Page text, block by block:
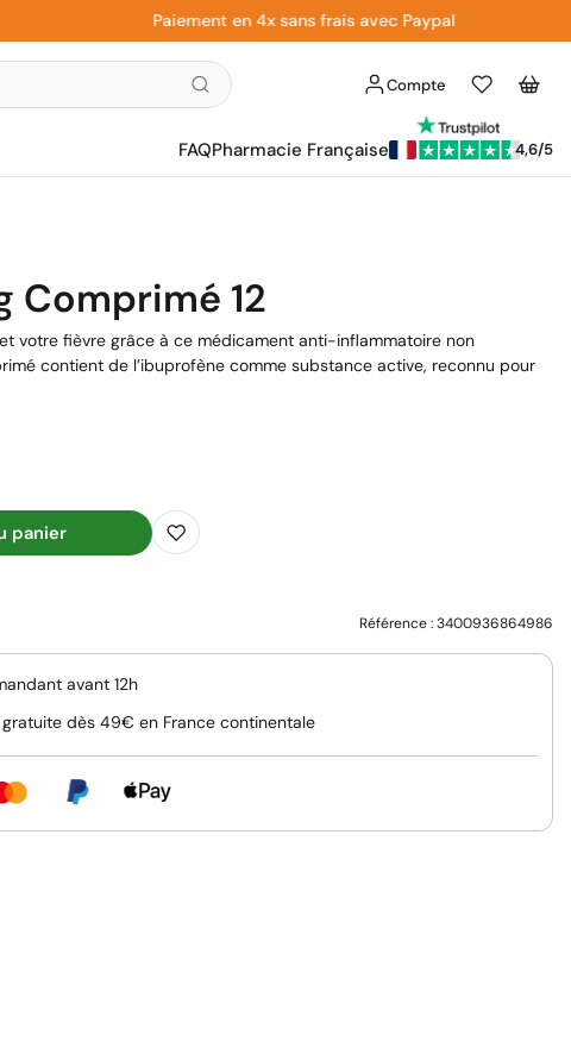
Paiement en 4x sans frais avec Paypal
Compte
Liste
d'envies
Panier
FAQPharmacie Française 4,6/5
Comprimé 12
votre fièvre grâce à ce médicament anti-inflammatoire non
contient de l’ibuprofène comme substance active, reconnu pour
panier
Référence :3400936864986
avant 12h
dès 49€ en France continentale